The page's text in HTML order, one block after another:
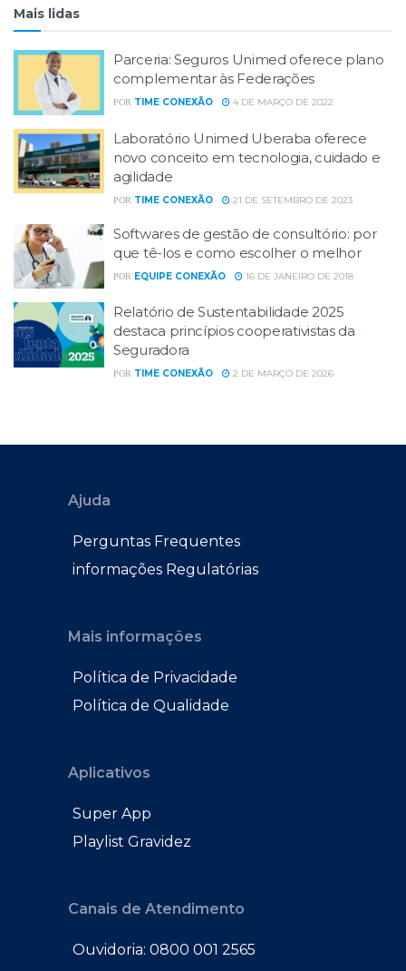
Mais lidas
Parceria: Seguros Unimed oferece plano
complementar às Federações
POR TIME CONEXÃO 4 DE MARÇO DE 2022
Laboratório Unimed Uberaba oferece
novo conceito em tecnologia, cuidado e
agilidade
POR TIME CONEXÃO 21 DE SETEMBRO DE 2023
Softwares de gestão de consultório: por
que tê-los e como escolher o melhor
POR EQUIPE CONEXÃO 16 DE JANEIRO DE 2018
Relatório de Sustentabilidade 2025
destaca princípios cooperativistas da
Seguradora
POR TIME CONEXÃO 2 DE MARÇO DE 2026
Ajuda
Perguntas Frequentes
informações Regulatórias
Mais informações
Política de Privacidade
Política de Qualidade
Aplicativos
Super App
Playlist Gravidez
Canais de Atendimento
Ouvidoria: 0800 001 2565